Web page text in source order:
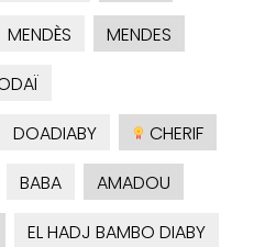
MENDÈS
MENDES
DOADIABY
CHERIF
BABA
AMADOU
EL HADJ BAMBO DIABY